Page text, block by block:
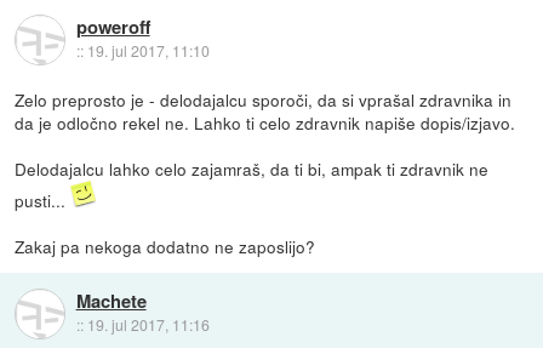
poweroff
:: 19. jul 2017, 11:10
Zelo preprosto je - delodajalcu sporoči, da si vprašal zdravnika in
da je odločno rekel ne. Lahko ti celo zdravnik napiše dopis/izjavo.
Delodajalcu lahko celo zajamraš, da ti bi, ampak ti zdravnik ne
pusti...
Zakaj pa nekoga dodatno ne zaposlijo?
Machete
:: 19. jul 2017, 11:16